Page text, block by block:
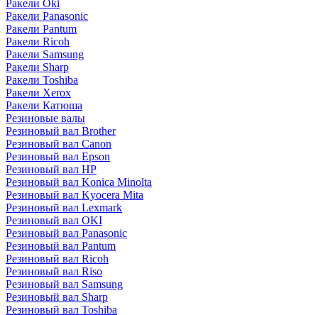
Ракели Oki
Ракели Panasonic
Ракели Pantum
Ракели Ricoh
Ракели Samsung
Ракели Sharp
Ракели Toshiba
Ракели Xerox
Ракели Катюша
Резиновые валы
Резиновый вал Brother
Резиновый вал Canon
Резиновый вал Epson
Резиновый вал HP
Резиновый вал Konica Minolta
Резиновый вал Kyocera Mita
Резиновый вал Lexmark
Резиновый вал OKI
Резиновый вал Panasonic
Резиновый вал Pantum
Резиновый вал Ricoh
Резиновый вал Riso
Резиновый вал Samsung
Резиновый вал Sharp
Резиновый вал Toshiba